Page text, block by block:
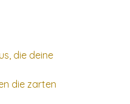
die deine
die zarten